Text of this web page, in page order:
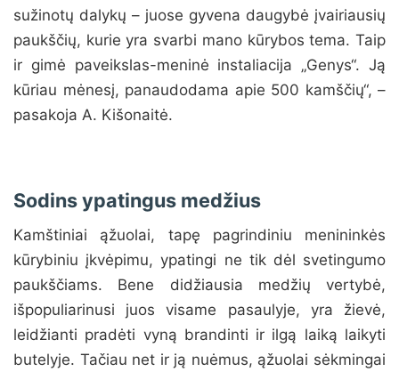
sužinotų dalykų – juose gyvena daugybė įvairiausių
paukščių, kurie yra svarbi mano kūrybos tema. Taip
ir gimė paveikslas-meninė instaliacija „Genys“. Ją
kūriau mėnesį, panaudodama apie 500 kamščių“, –
pasakoja A. Kišonaitė.
Sodins ypatingus medžius
Kamštiniai ąžuolai, tapę pagrindiniu menininkės
kūrybiniu įkvėpimu, ypatingi ne tik dėl svetingumo
paukščiams. Bene didžiausia medžių vertybė,
išpopuliarinusi juos visame pasaulyje, yra žievė,
leidžianti pradėti vyną brandinti ir ilgą laiką laikyti
butelyje. Tačiau net ir ją nuėmus, ąžuolai sėkmingai